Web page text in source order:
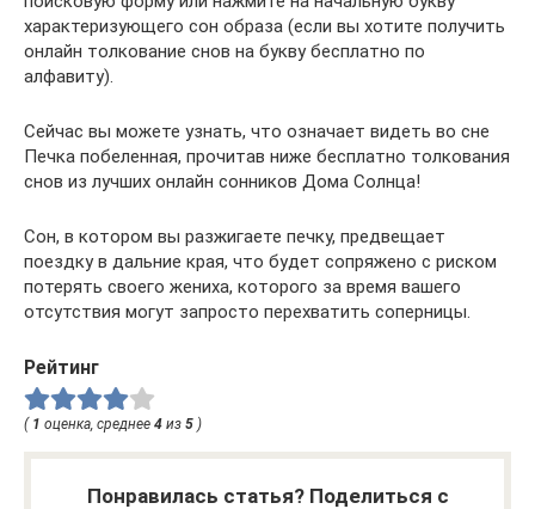
характеризующего сон образа (если вы хотите получить
онлайн толкование снов на букву бесплатно по
алфавиту).
Сейчас вы можете узнать, что означает видеть во сне
Печка побеленная, прочитав ниже бесплатно толкования
снов из лучших онлайн сонников Дома Солнца!
Сон, в котором вы разжигаете печку, предвещает
поездку в дальние края, что будет сопряжено с риском
потерять своего жениха, которого за время вашего
отсутствия могут запросто перехватить соперницы.
Рейтинг
( 1 оценка, среднее 4 из 5 )
Понравилась статья? Поделиться с